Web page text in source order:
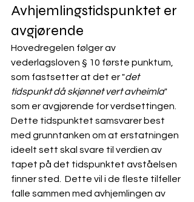
Avhjemlingstidspunktet er
avgjørende
Hovedregelen følger av
vederlagsloven § 10 første punktum,
som fastsetter at det er "det
tidspunkt då skjønnet vert avheimla"
som er avgjørende for verdsettingen.
Dette tidspunktet samsvarer best
med grunntanken om at erstatningen
ideelt sett skal svare til verdien av
tapet på det tidspunktet avståelsen
finner sted.
Dette vil i de fleste tilfeller
falle sammen med avhjemlingen av